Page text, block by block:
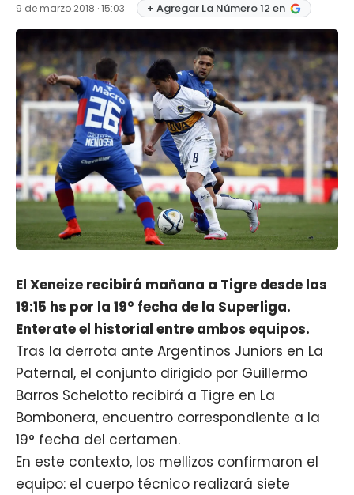
9 de marzo 2018 · 15:03
+ Agregar La Número 12 en
El Xeneize recibirá mañana a Tigre desde las
19:15 hs por la 19° fecha de la Superliga.
Enterate el historial entre ambos equipos.
Tras la derrota ante Argentinos Juniors en La
Paternal, el conjunto dirigido por Guillermo
Barros Schelotto recibirá a Tigre en La
Bombonera, encuentro correspondiente a la
19° fecha del certamen.
En este contexto, los mellizos confirmaron el
equipo: el cuerpo técnico realizará siete